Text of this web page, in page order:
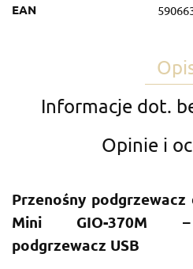
EAN
Informacje dot.
Opinie i
Przenośny
Mini GIO-370M –
podgrzewacz USB